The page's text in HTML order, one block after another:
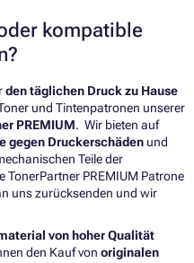
kompatible
den täglichen Druck zu Hause
und Tintenpatronen unserer
PREMIUM. Wir bieten auf
gegen Druckerschäden und
Teile der
TonerPartner PREMIUM Patrone
uns zurücksenden und wir
von hoher Qualität
den Kauf von originalen